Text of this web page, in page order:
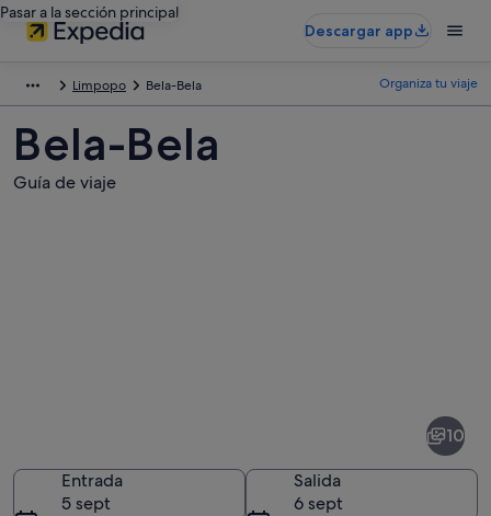
Pasar a la sección principal
Descargar app
Limpopo Bela-Bela Organiza tu viaje
Bela-Bela
Guía de viaje
10
Entrada
5 sept
Salida
6 sept